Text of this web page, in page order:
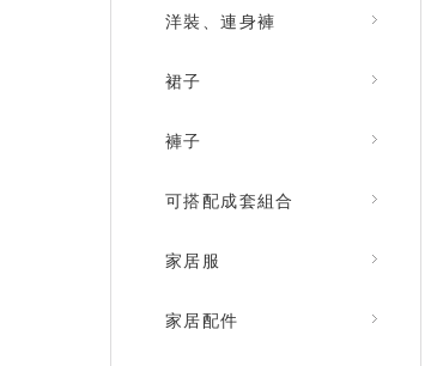
洋裝、連身褲
裙子
褲子
可搭配成套組合
家居服
家居配件